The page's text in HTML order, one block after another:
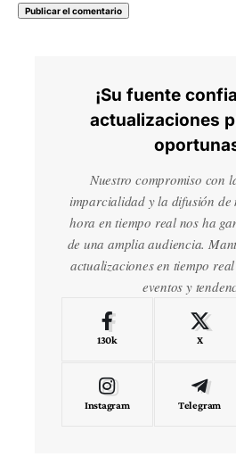
¡Su fuente
actualizaciones
Nuestro compromiso con
imparcialidad y la difusión de
hora en tiempo real nos ha
de una amplia audiencia.
actualizaciones en tiempo
eventos y
130k X
Instagram Telegram